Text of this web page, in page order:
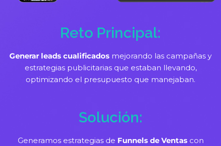
Reto Principal:
Generar leads cualificados mejorando las campañas y
estrategias publicitarias que estaban llevando,
optimizando el presupuesto que manejaban.
Solución:
Generamos estrategias de Funnels de Ventascon